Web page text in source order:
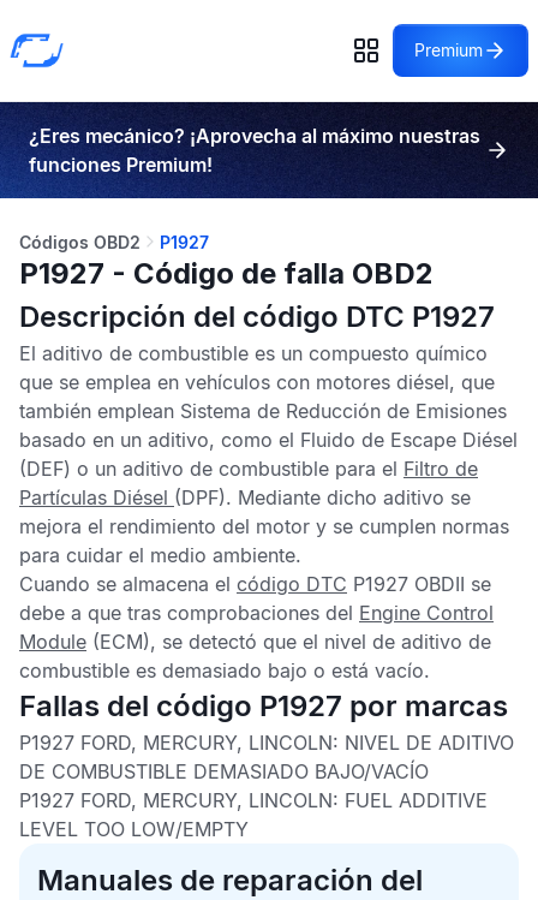
Premium
¿Eres mecánico? ¡Aprovecha al máximo nuestras
funciones Premium!
Códigos OBD2 P1927
P1927 - Código de falla OBD2
Descripción del código DTC P1927
El aditivo de combustible es un compuesto químico
que se emplea en vehículos con motores diésel, que
también emplean Sistema de Reducción de Emisiones
basado en un aditivo, como el Fluido de Escape Diésel
(DEF) o un aditivo de combustible para el Filtro de
Partículas Diésel (DPF). Mediante dicho aditivo se
mejora el rendimiento del motor y se cumplen normas
para cuidar el medio ambiente.
Cuando se almacena el código DTC P1927 OBDII se
debe a que tras comprobaciones del Engine Control
Module (ECM), se detectó que el nivel de aditivo de
combustible es demasiado bajo o está vacío.
Fallas del código P1927 por marcas
P1927 FORD, MERCURY, LINCOLN: NIVEL DE ADITIVO
DE COMBUSTIBLE DEMASIADO BAJO/VACÍO
P1927 FORD, MERCURY, LINCOLN: FUEL ADDITIVE
LEVEL TOO LOW/EMPTY
Manuales de reparación del